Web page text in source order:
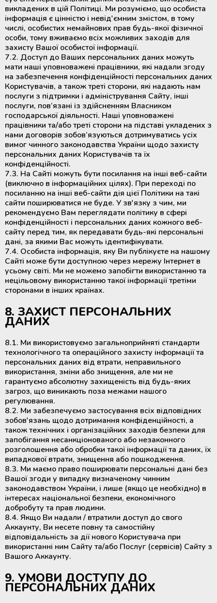
викладених в цій Політиці. Ми розуміємо, що особиста
інформація є цінністю і невід'ємним змістом, в тому
числі, особистих немайнових прав будь-якої фізичної
особи, тому вживаємо всіх можливих заходів для
захисту Вашої особистої інформації.
7.2. Доступ до Ваших персональних даних можуть
мати наші уповноважені працівники, які надали згоду
на забезпечення конфіденційності персональних даних
Користувачів, а також треті сторони, які надають нам
послуги з підтримки і адміністрування Сайту, інші
послуги, пов’язані із здійсненням Власником
господарської діяльності. Наші уповноважені
працівники та/або треті сторони на підставі укладених з
нами договорів зобов’язуються дотримуватись усіх
вимог чинного законодавства України щодо захисту
персональних даних Користувачів та їх
конфіденційності.
7.3. На Сайті можуть бути посилання на інші веб-сайти
(виключно в інформаційних цілях). При переході по
посиланню на інші веб-сайти дія цієї Політики на такі
сайти поширюватися не буде. У зв'язку з чим, ми
рекомендуємо Вам переглядати політику в сфері
конфіденційності і персональних даних кожного веб-
сайту перед тим, як передавати будь-які персональні
дані, за якими Вас можуть ідентифікувати.
7.4. Особиста інформація, яку Ви публікуєте на нашому
Сайті може бути доступною через мережу Інтернет в
усьому світі. Ми не можемо запобігти використанню та
нецільовому використанню такої інформації третіми
сторонами в інших країнах.
8. ЗАХИСТ ПЕРСОНАЛЬНИХ
ДАНИХ
8.1. Ми використовуємо загальноприйняті стандарти
технологічного та операційного захисту інформації та
персональних даних від втрати, неправильного
використання, зміни або знищення, але ми не
гарантуємо абсолютну захищеність від будь-яких
загроз, що виникають поза межами нашого
регулювання.
8.2. Ми забезпечуємо застосування всіх відповідних
зобов'язань щодо дотримання конфіденційності, а
також технічних і організаційних заходів безпеки для
запобігання несанкціонованого або незаконного
розголошення або обробки такої інформації та даних, їх
випадкової втрати, знищення або пошкодження.
8.3. Ми маємо право поширювати персональні дані без
Вашої згоди у випадку визначеному чинним
законодавством України, і лише (якщо це необхідно) в
інтересах національної безпеки, економічного
добробуту та прав людини.
8.4. Якщо Ви надали / втратили доступ до свого
Аккаунту, Ви несете повну та самостійну
відповідальність за дії нового Користувача при
використанні ним Сайту та/або Послуг (сервісів) Сайту з
Вашого Аккаунту.
9. УМОВИ ДОСТУПУ ДО
ПЕРСОНАЛЬНИХ ДАНИХ